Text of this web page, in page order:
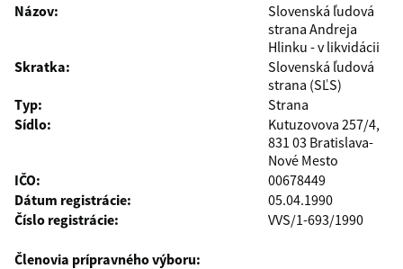
Názov:
Slovenská ľudová
strana Andreja
Hlinku - v likvidácii
Skratka:
Slovenská ľudová
strana (SĽS)
Typ:
Strana
Sídlo:
Kutuzovova 257/4,
831 03 Bratislava-
Nové Mesto
IČO:
00678449
Dátum registrácie:
05.04.1990
Číslo registrácie:
VVS/1-693/1990
Členovia prípravného výboru: